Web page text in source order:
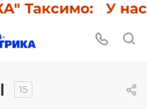
У нас
15